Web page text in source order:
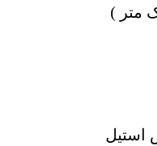
استیل